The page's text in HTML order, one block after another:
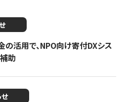
の活用で、NPO向け寄付DXシス
助